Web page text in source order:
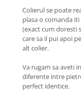
BRĂȚĂRI CU PIETRE
Brățări din Aur cu
semiprețioase
Brățări din Argint cu
Brățări elastice cu
semiprețioase
Colierul se poate
plasa o comanda
(exact cum doresti
care sa il pui apoi
alt colier.
Va rugam sa aveti
diferente intre
perfect identice.